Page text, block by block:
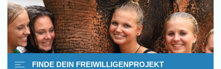
FINDE DEIN FREIWILLIGENPROJEKT